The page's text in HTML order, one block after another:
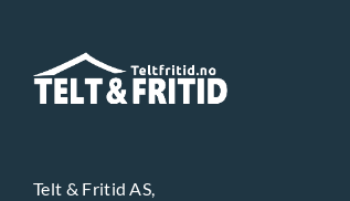
Telt & Fritid AS,